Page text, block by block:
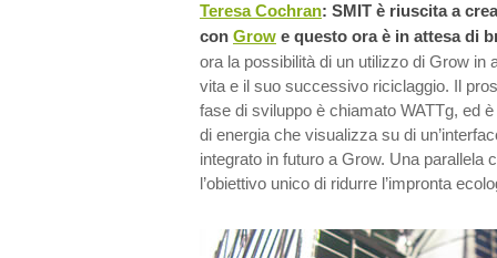
Teresa Cochran: SMIT è riuscita a
con Grow e questo ora è in attesa di
ora la possibilità di un utilizzo di Grow in
vita e il suo successivo riciclaggio. Il
fase di sviluppo è chiamato WATTg, ed
di energia che visualizza su di
integrato in futuro a Grow. Una parallela
l’obiettivo unico di ridurre l’impronta